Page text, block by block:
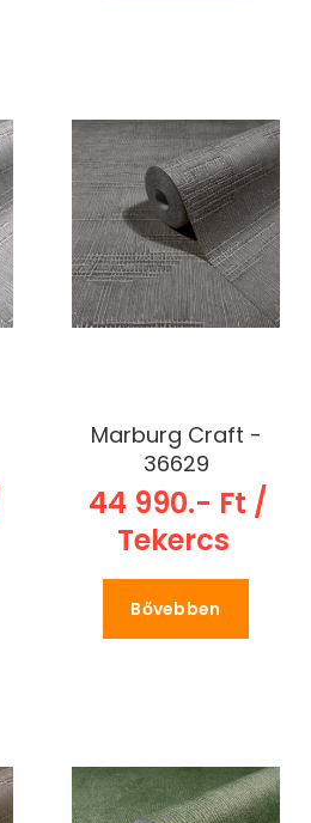
Marburg Craft -
36629
44 990.- Ft /
Tekercs
Bővebben